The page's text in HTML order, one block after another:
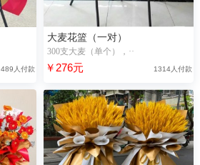
489人付款
大麦花篮（一对）
300支大麦（单个），··
￥276元 1314人付款